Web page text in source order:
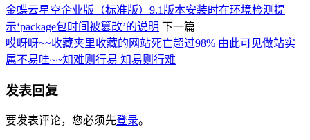
金蝶云星空企业版（标准版）9.1版本安装时在环境检测提
示‘package包时间被篡改’的说明 下一篇
哎呀呀~~收藏夹里收藏的网站死亡超过98% 由此可见做站实
属不易哇~~知难则行易 知易则行难
发表回复
要发表评论，您必须先登录。